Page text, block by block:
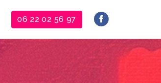
06 22 02 56 97